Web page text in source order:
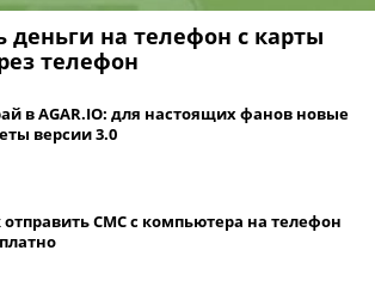
деньги на телефон с карты
телефон
в AGAR.IO: для настоящих фанов новые
версии 3.0
отправить СМС с компьютера на телефон